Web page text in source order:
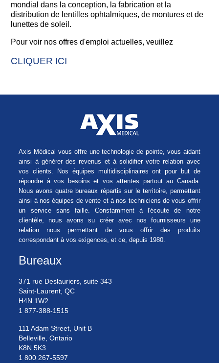
mondial dans la conception, la fabrication et la
distribution de lentilles ophtalmiques, de montures et de
lunettes de soleil.
Pour voir nos offres d'emploi actuelles, veuillez
CLIQUER ICI
Axis Médical vous offre une technologie de pointe, vous aidant
ainsi à générer des revenus et à solidifier votre relation avec
vos clients. Nos équipes multidisciplinaires ont pour but de
répondre à vos besoins et vos attentes partout au Canada.
Nous avons quatre bureaux répartis sur le territoire, permettant
ainsi à nos équipes de vente et à nos techniciens de vous offrir
un service sans faille. Constamment à l'écoute de notre
clientèle, nous avons su créer avec nos fournisseurs une
relation nous permettant de vous offrir des produits
correspondant à vos exigences, et ce, depuis 1980.
Bureaux
371 rue Deslauriers, suite 343
Saint-Laurent, QC
H4N 1W2
1 877-388-1515
111 Adam Street, Unit B
Belleville, Ontario
K8N 5K3
1 800 267-5597